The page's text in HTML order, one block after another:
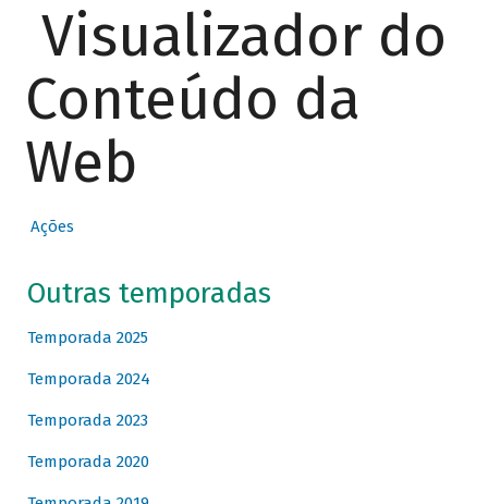
Visualizador do
Conteúdo da
Web
Ações
Outras temporadas
Temporada 2025
Temporada 2024
Temporada 2023
Temporada 2020